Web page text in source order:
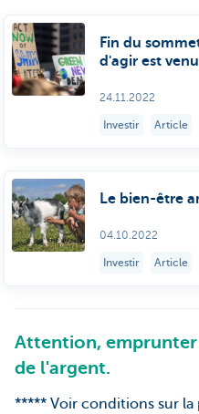
Fin du
d'agir est venu
24.11.2022
Investir Article
Le bien-être
04.10.2022
Investir Article
Attention,
de l'argent.
***** Voir conditions sur la